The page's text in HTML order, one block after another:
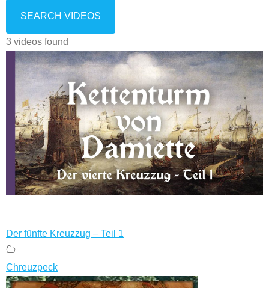
3 videos found
Der fünfte Kreuzzug – Teil 1
Chreuzpeck